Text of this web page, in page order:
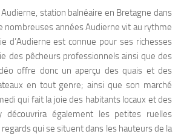
station balnéaire en Bretagne dans
nombreuses années Audierne vit au rythme
d’Audierne est connue pour ses richesses
des pêcheurs professionnels ainsi que des
offre donc un aperçu des quais et des
en tout genre; ainsi que son marché
qui fait la joie des habitants locaux et des
découvrira également les petites ruelles
regards qui se situent dans les hauteurs de la